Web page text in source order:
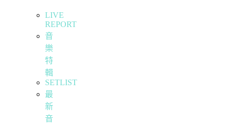
LIVE
REPORT
音
樂
特
輯
SETLIST
最
新
音